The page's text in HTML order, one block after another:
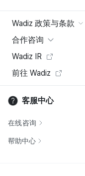
Wadiz 政策与条款
合作咨询
Wadiz IR
前往 Wadiz
客服中心
在线咨询
帮助中心